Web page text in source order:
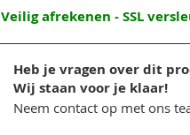
Veilig afrekenen - SSL
Heb je vragen over dit
Wij staan voor je klaar!
Neem contact op met ons